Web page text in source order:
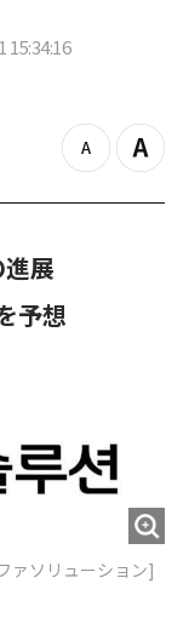
15:34:16
z
o
Z
o
展
予想
ァソリューション]